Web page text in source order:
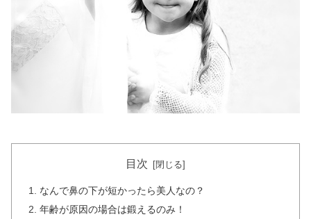
目次
なんで鼻の下が短かったら美人なの？
年齢が原因の場合は鍛えるのみ！